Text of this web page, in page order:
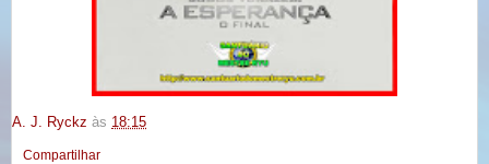
A. J. Ryckz às 18:15
Compartilhar